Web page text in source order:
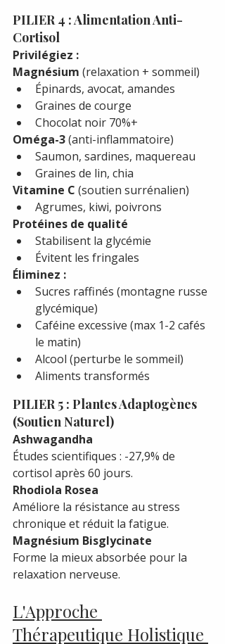
PILIER 4 : Alimentation Anti-
Cortisol
Privilégiez :
Magnésium (relaxation + sommeil)
Épinards, avocat, amandes
Graines de courge
Chocolat noir 70%+
Oméga-3 (anti-inflammatoire)
Saumon, sardines, maquereau
Graines de lin, chia
Vitamine C (soutien surrénalien)
Agrumes, kiwi, poivrons
Protéines de qualité
Stabilisent la glycémie
Évitent les fringales
Éliminez :
Sucres raffinés (montagne russe
glycémique)
Caféine excessive (max 1-2 cafés
le matin)
Alcool (perturbe le sommeil)
Aliments transformés
PILIER 5 : Plantes Adaptogènes
(Soutien Naturel)
Ashwagandha
Études scientifiques : -27,9% de
cortisol après 60 jours.
Rhodiola Rosea
Améliore la résistance au stress
chronique et réduit la fatigue.
Magnésium Bisglycinate
Forme la mieux absorbée pour la
relaxation nerveuse.
L'Approche
Thérapeutique Holistique